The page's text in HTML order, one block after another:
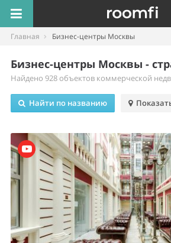
Главная Бизнес-центры Москвы
Бизнес-центры Москвы -
Найдено 928 объектов коммерческой
Найти по названию